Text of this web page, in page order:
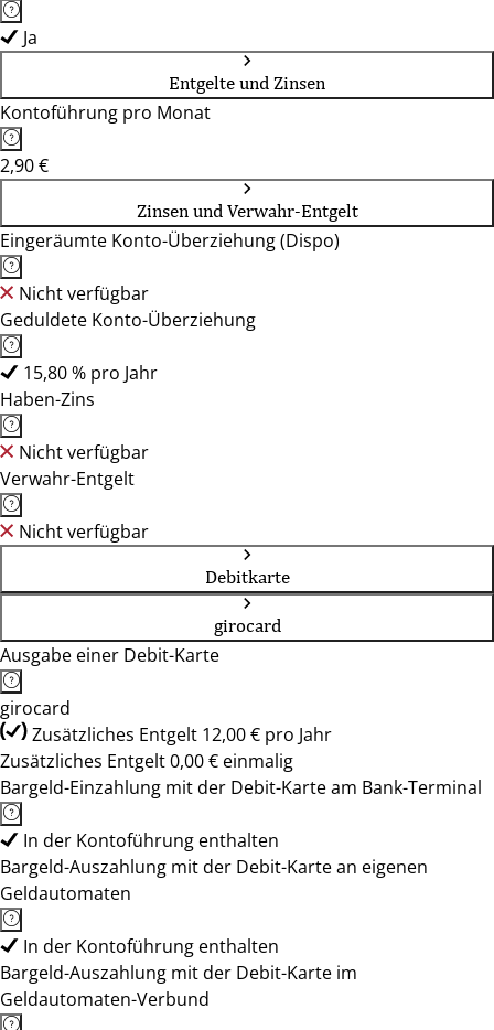
Ja
Entgelte und Zinsen
Kontoführung pro Monat
2,90 €
Zinsen und Verwahr-Entgelt
Eingeräumte Konto-Überziehung (Dispo)
Nicht verfügbar
Geduldete Konto-Überziehung
15,80 % pro Jahr
Haben-Zins
Nicht verfügbar
Verwahr-Entgelt
Nicht verfügbar
Debitkarte
girocard
Ausgabe einer Debit-Karte
girocard
Zusätzliches Entgelt 12,00 € pro Jahr
Zusätzliches Entgelt 0,00 € einmalig
Bargeld-Einzahlung mit der Debit-Karte am Bank-Terminal
In der Kontoführung enthalten
Bargeld-Auszahlung mit der Debit-Karte an eigenen
Geldautomaten
In der Kontoführung enthalten
Bargeld-Auszahlung mit der Debit-Karte im
Geldautomaten-Verbund